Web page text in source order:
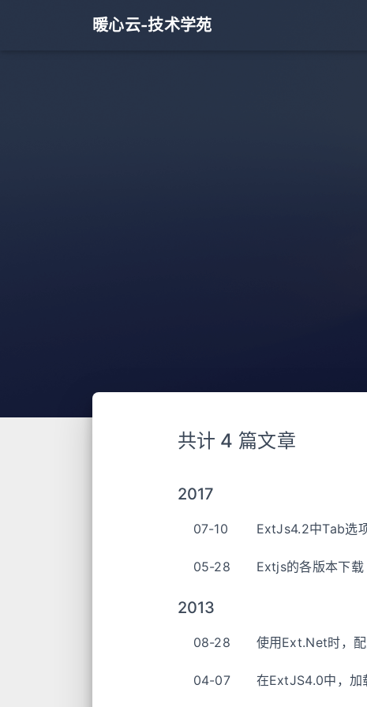
暖心云-技术学苑
共计 4 篇文章
2017
07-10 ExtJs4.2中Tab选
05-28 Extjs的各版本下载
2013
08-28 使用Ext.Net时，
04-07 在ExtJS4.0中，加